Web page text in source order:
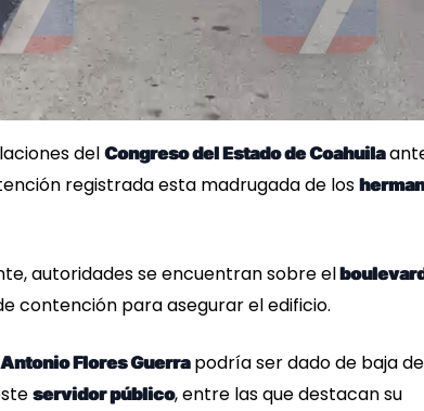
del Congreso del Estado de Coahuila
registrada esta madrugada de los
autoridades se encuentran sobre el
contención para asegurar el edificio.
Antonio Flores Guerrapodría ser dado de baja
servidor público, entre las que destacan su